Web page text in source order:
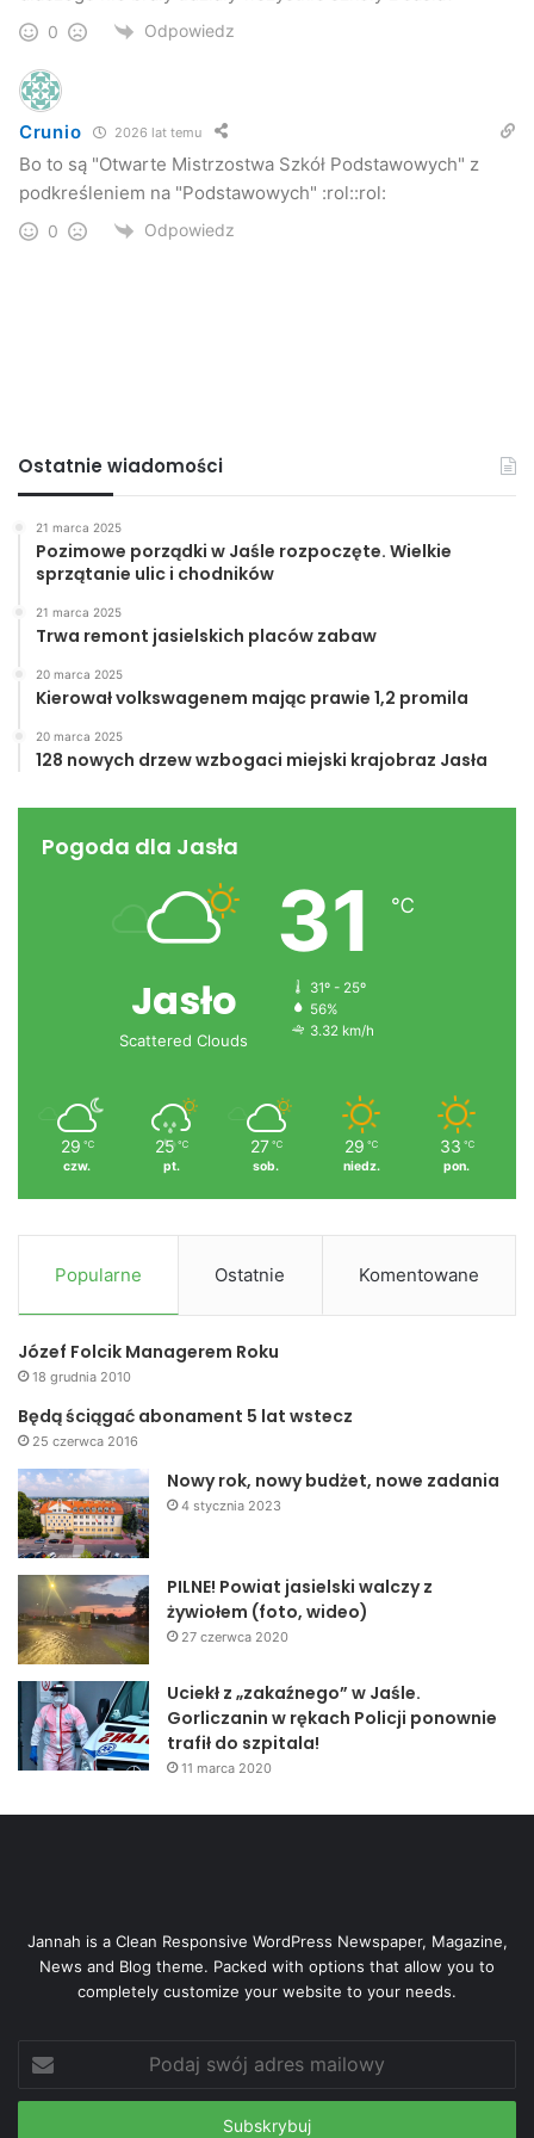
KAT. II
dziewczęta
1. Sylwia Brocławik SP4
2. Kinga Księżek SP1
3. Anna Dzik SP2
50 m stylem klasycznym
chłopcy
1. Wojciech Koś SP4
2. Łukasz Kuznecki SP1
dziewczęta
1. Joanna Kozik SP2
2. Emilia Polańska SP2
KAT. III
rocznik 1997-1996
2. Kamil Wasilewski SP1
3. Oskar Wiliński SP1
1. Joanna Pięta SP2
2. Gabriela Słabniak SP2
0 Odpowiedz
Crunio 2026 lat temu
Bo to są "Otwarte Mistrzostwa Szkół Podstawowych" z
podkreśleniem na "Podstawowych" :rol::rol:
0 Odpowiedz
Ostatnie wiadomości
21 marca 2025
Pozimowe porządki w Jaśle rozpoczęte. Wielkie
sprzątanie ulic i chodników
21 marca 2025
Trwa remont jasielskich placów zabaw
20 marca 2025
Kierował volkswagenem mając prawie 1,2 promila
20 marca 2025
128 nowych drzew wzbogaci miejski krajobraz Jasła
Pogoda dla Jasła
Jasło
Scattered Clouds
31 ℃
31º - 25º
56%
3.32 km/h
29 ℃
czw.
25 ℃
pt.
27 ℃
sob.
29 ℃
niedz.
33 ℃
pon.
Popularne Ostatnie Komentowane
Józef Folcik Managerem Roku
18 grudnia 2010
Będą ściągać abonament 5 lat wstecz
25 czerwca 2016
Nowy rok, nowy budżet, nowe zadania
4 stycznia 2023
PILNE! Powiat jasielski walczy z
żywiołem (foto, wideo)
27 czerwca 2020
Uciekł z „zakaźnego” w Jaśle.
Gorliczanin w rękach Policji ponownie
trafił do szpitala!
11 marca 2020
Jannah is a Clean Responsive WordPress Newspaper, Magazine,
News and Blog theme. Packed with options that allow you to
completely customize your website to your needs.
Podaj
swój
adres